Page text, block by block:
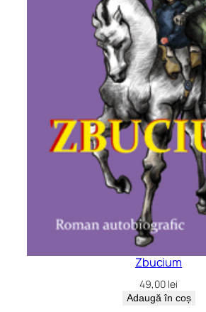
Zbucium
49,00 lei
Adaugă în coș